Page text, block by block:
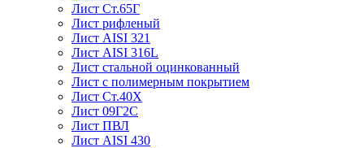
Лист Ст.65Г
Лист рифленый
Лист AISI 321
Лист AISI 316L
Лист стальной оцинкованный
Лист с полимерным покрытием
Лист Ст.40Х
Лист 09Г2С
Лист ПВЛ
Лист AISI 430